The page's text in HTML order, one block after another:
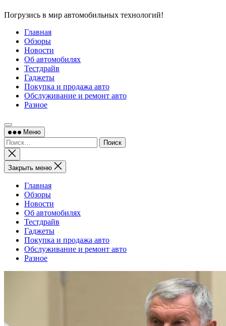
Погрузись в мир автомобильных технологий!
Главная
Обзоры
Новости
Об автомобилях
Тестдрайв
Гаджеты
Покупка и продажа авто
Обслуживание и ремонт авто
Разное
Меню
Найти:
Закрыть
поиск
Закрыть меню
Главная
Обзоры
Новости
Об автомобилях
Тестдрайв
Гаджеты
Покупка и продажа авто
Обслуживание и ремонт авто
Разное